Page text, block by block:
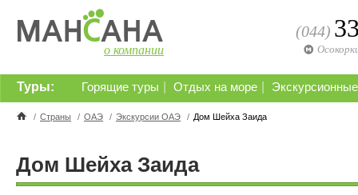
о компании
(044)
Горящие туры Отдых на море
Туры:
/ Страны / ОАЭ / Экскурсии ОАЭ / Дом Шейха Заида
Дом Шейха Заида